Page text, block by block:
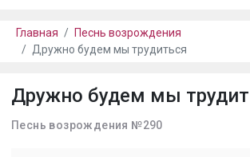
Главная
Песнь возрождения
Дружно будем мы трудиться
Дружно будем мы
Песнь возрождения №290